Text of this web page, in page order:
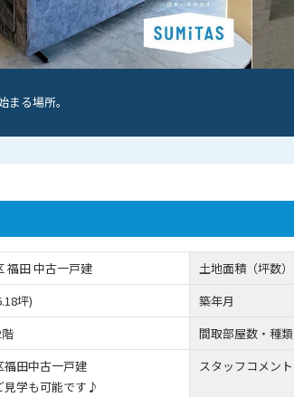
る場所。
福田 中古一戸建 土地面積（坪数）
坪) 築年月
間取部屋数・種類
福田中古一戸建
学も可能です♪
スタッフコメント